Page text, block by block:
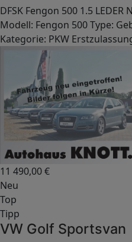
DFSK Fengon 500 1.5 LEDER
Modell: Fengon 500 Type:
Kategorie: PKW
11 490,00€
Neu
Top
Tipp
VW Golf Sportsvan